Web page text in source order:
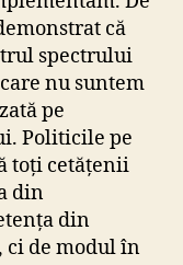
că
spectrului
nu suntem
pe
Politicile pe
toți cetățenii
din
din
ci de modul în